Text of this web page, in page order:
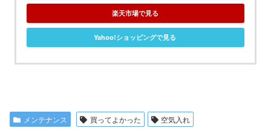
楽天市場で見る
Yahoo!ショッピングで見る
メンテナンス 買ってよかった 空気入れ